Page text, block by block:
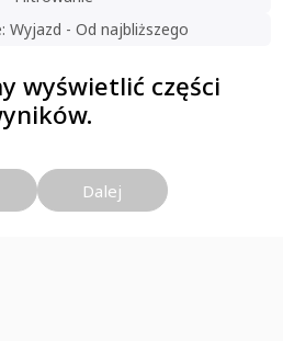
: Wyjazd - Od najbliższego
wyświetlić części
Dalej